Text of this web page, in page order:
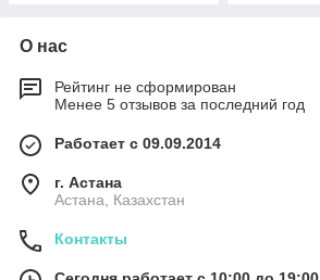
О нас
Рейтинг не сформирован
Менее 5 отзывов за последний год
Работает с 09.09.2014
г. Астана
Астана, Казахстан
Контакты